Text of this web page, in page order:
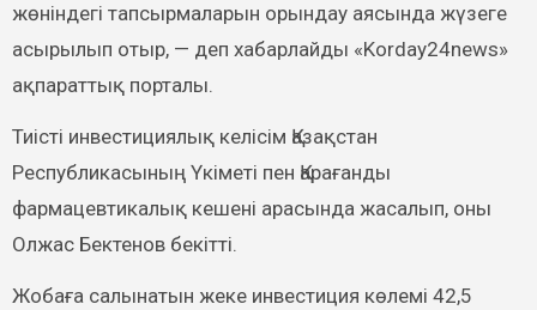
жөніндегі тапсырмаларын орындау аясында жүзеге
асырылып отыр, — деп хабарлайды «Korday24news»
ақпараттық порталы.
Тиісті инвестициялық келісім Қазақстан
Республикасының Үкіметі пен Қарағанды
фармацевтикалық кешені арасында жасалып, оны
Олжас Бектенов бекітті.
Жобаға салынатын жеке инвестиция көлемі 42,5